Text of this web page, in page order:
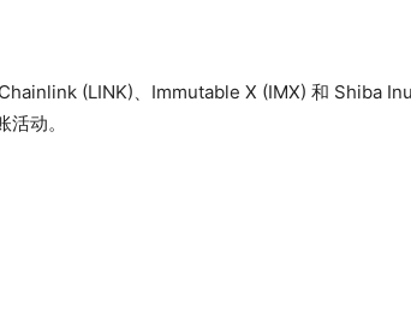
(LINK)、Immutable X (IMX) 和 Shiba
动。